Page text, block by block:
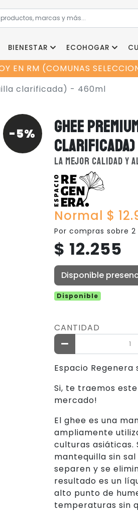
BIENESTAR ECOHOGAR
EN RM (COMUNAS
clarificada) - 460ml
-5%
GHEE
LA MEJOR CALIDAD Y
Normal $
Por compras sobre
$ 12.255
Disponible
Disponible
CANTIDAD
Espacio
Si, te traemos
mercado!
El ghee es una
ampliamente
culturas asiáticas.
mantequilla sin
separen y se
resultado es un
alto punto de
temperaturas sin